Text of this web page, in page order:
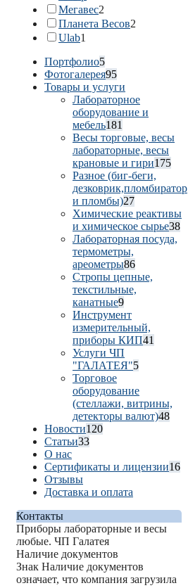
Мегавес2
Планета Весов2
Ulab1
Портфолио5
Фотогалерея95
Товары и услуги
Лабораторное
оборудование и
мебель181
Весы торговые, весы
лабораторные, весы
крановые и гири175
Разное (биг-беги,
дезковрик,пломбиратор
и пломбы)27
Химические реактивы
и химическое сырье38
Лабораторная посуда,
термометры,
ареометры86
Стропы цепные,
текстильные,
канатные9
Инструмент
измерительный,
приборы КИП41
Услуги ЧП
"ГАЛАТЕЯ"5
Торговое
оборудование
(стеллажи, витрины,
детекторы валют)48
Новости120
Статьи33
О нас
Сертификаты и лицензии16
Отзывы
Доставка и оплата
Контакты
Приборы лабораторные и весы
любые. ЧП Галатея
Наличие документов
Знак Наличие документов
означает, что компания загрузила